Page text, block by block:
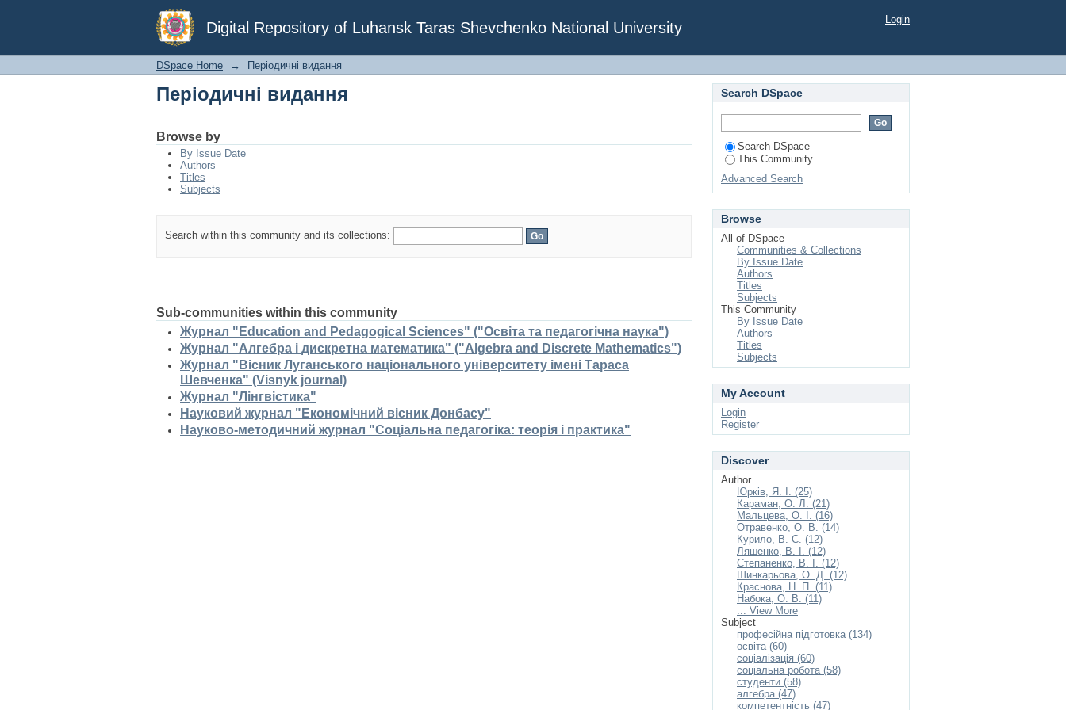
Digital Repository of Luhansk Taras Shevchenko National University
Періодичні видання Login
DSpace Home → Періодичні видання
Періодичні видання
Browse by
By Issue Date
Authors
Titles
Subjects
Search within this community and its collections:
Sub-communities within this community
Журнал "Education and Pedagogical Sciences" ("Освіта та педагогічна наука")
Журнал "Алгебра і дискретна математика" ("Algebra and Discrete Mathematics")
Журнал "Вісник Луганського національного університету імені Тараса
Шевченка" (Visnyk journal)
Журнал "Лінгвістика"
Науковий журнал "Економічний вісник Донбасу"
Науково-методичний журнал "Соціальна педагогіка: теорія і практика"
Search DSpace
Search DSpace
This Community
Advanced Search
Browse
All of DSpace
Communities & Collections
By Issue Date
Authors
Titles
Subjects
This Community
By Issue Date
Authors
Titles
Subjects
My Account
Login
Register
Discover
Author
Юрків, Я. І. (25)
Караман, О. Л. (21)
Мальцева, О. І. (16)
Отравенко, О. В. (14)
Курило, В. С. (12)
Ляшенко, В. І. (12)
Степаненко, В. І. (12)
Шинкарьова, О. Д. (12)
Краснова, Н. П. (11)
Набока, О. В. (11)
... View More
Subject
професійна підготовка (134)
освіта (60)
соціалізація (60)
соціальна робота (58)
студенти (58)
алгебра (47)
компетентність (47)